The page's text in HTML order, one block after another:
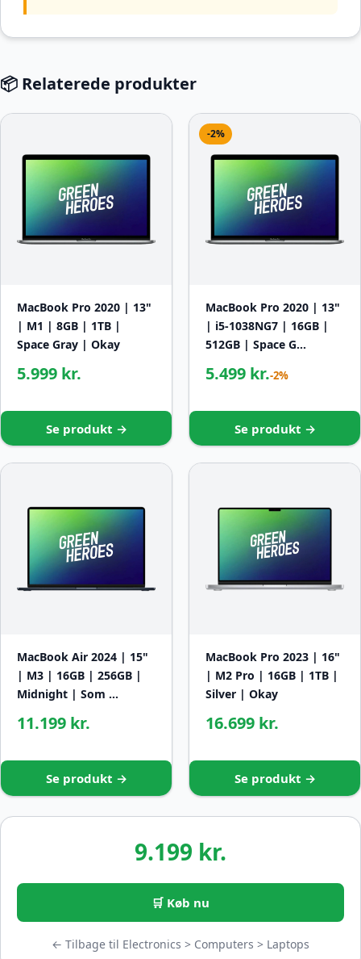
📦 Relaterede produkter
MacBook Pro 2020 | 13"
| M1 | 8GB | 1TB |
Space Gray | Okay
5.999 kr.
Se produkt →
-2%
MacBook Pro 2020 | 13"
| i5-1038NG7 | 16GB |
512GB | Space G…
5.499 kr.-2%
Se produkt →
MacBook Air 2024 | 15"
| M3 | 16GB | 256GB |
Midnight | Som …
11.199 kr.
Se produkt →
MacBook Pro 2023 | 16"
| M2 Pro | 16GB | 1TB |
Silver | Okay
16.699 kr.
Se produkt →
9.199 kr.
🛒 Køb nu
← Tilbage til Electronics > Computers > Laptops